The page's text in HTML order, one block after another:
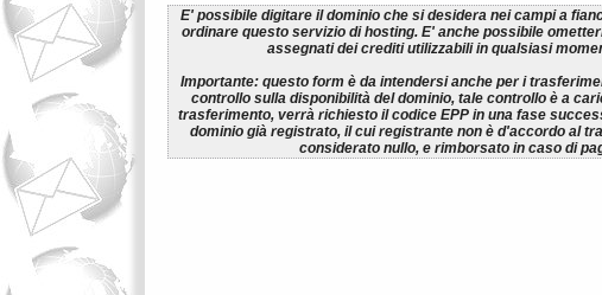
E' possibile digitare il dominio che si desidera nei campi a
ordinare questo servizio di hosting. E' anche possibile
assegnati dei crediti utilizzabili in qualsiasi
Importante: questo form è da intendersi anche per i
controllo sulla disponibilità del dominio, tale controllo è a
trasferimento, verrà richiesto il codice EPP in una fase
dominio già registrato, il cui registrante non è d'accordo al
considerato nullo, e rimborsato in caso di